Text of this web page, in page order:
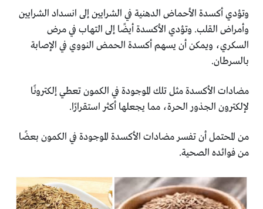
وتؤدي أكسدة الأحماض الدهنية في الشرايين إلى انسداد الشرايين
‏وأمراض القلب. وتؤدي الأكسدة أيضًا إلى التهاب في مرض
‏السكري، ويمكن أن يسهم أكسدة الحمض النووي في الإصابة
‏بالسرطان.‏
مضادات الأكسدة مثل تلك الموجودة في الكمون تعطي إلكترونًا
‏لإلكترون الجذور الحرة، مما يجعلها أكثر استقرارًا.‏
من المحتمل أن تفسر مضادات الأكسدة الموجودة في الكمون ‏بعضًا
من فوائده الصحية.‏